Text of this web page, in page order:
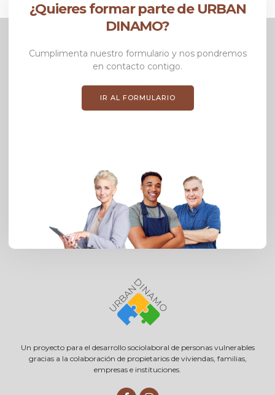
¿Quieres formar parte de URBAN
DINAMO?
Cumplimenta nuestro formulario y nos pondremos
en contacto contigo.
IR AL FORMULARIO
Un proyecto para el desarrollo sociolaboral de personas vulnerables
gracias a la colaboración de propietarios de viviendas, familias,
empresas e instituciones.